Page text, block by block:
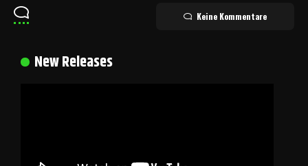
Keine Kommentare
New Releases